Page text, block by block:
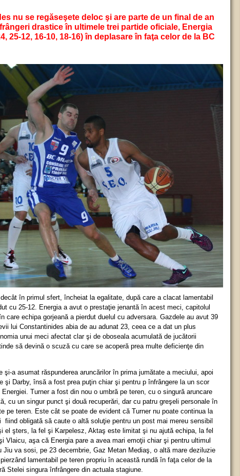
nu se regăseşete deloc şi are parte de un final de an
drastice în ultimele trei partide oficiale, Energia
25-12, 16-10, 18-16) în deplasare în faţa celor de la BC
în primul sfert, încheiat la egalitate, după care a clacat lamentabil
cu 25-12. Energia a avut o prestaţie jenantă în acest meci, capitolul
care echipa gorjeană a pierdut duelul cu adversara. Gazdele au avut 39
lui Constantinides abia de au adunat 23, ceea ce a dat un plus
unui meci afectat clar şi de oboseala acumulată de jucătorii
să devină o scuză cu care se acoperă prea multe deficienţe din
şi-a asumat răspunderea aruncărilor în prima jumătate a meciului, apoi
şi Darby, însă a fost prea puţin chiar şi pentru p înfrângere la un scor
Turner a fost din nou o umbră pe teren, cu o singură aruncare
cu un singur punct şi două recuperări, dar cu patru greşeli personale în
pe teren. Este cât se poate de evident că Turner nu poate continua la
fiind obligată să caute o altă soluţie pentru un post mai mereu sensibil
el şters, la fel şi Karpelesz, Aktaş este limitat şi nu ajută echipa, la fel
Vlaicu, aşa că Energia pare a avea mari emoţii chiar şi pentru ultimul
Jiu va sosi, pe 23 decembrie, Gaz Metan Mediaş, o altă mare deziluzie
lamentabil pe teren propriu în această rundă în faţa celor de la
Stelei singura înfrângere din actuala stagiune.